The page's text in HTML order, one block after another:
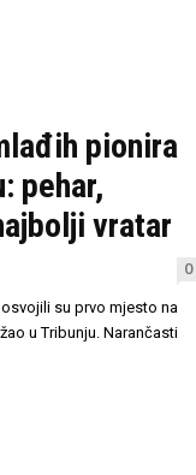
pionira
pehar,
vratar
0
su prvo mjesto na
u Tribunju. Narančasti